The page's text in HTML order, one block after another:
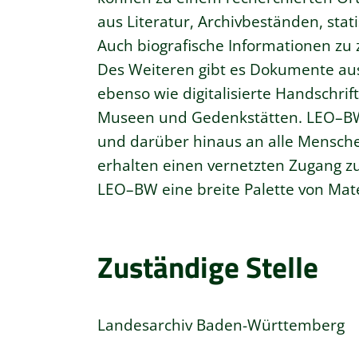
aus Literatur, Archivbeständen,
Auch biografische Informationen
Des Weiteren gibt es Dokumente
ebenso wie digitalisierte
Museen und Gedenkstätten.
und darüber hinaus an alle
erhalten einen vernetzten Zugang
LEO–BW eine breite Palette von
Zuständige Stelle
Landesarchiv Baden-Württemberg